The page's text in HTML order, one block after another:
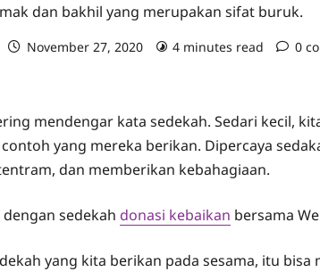
dan bakhil yang merupakan sifat buruk.
November 27, 2020 4 minutes read 0
mendengar kata sedekah. Sedari kecil,
yang mereka berikan. Dipercaya
dan memberikan kebahagiaan.
sedekah donasi kebaikan bersama
yang kita berikan pada sesama, itu